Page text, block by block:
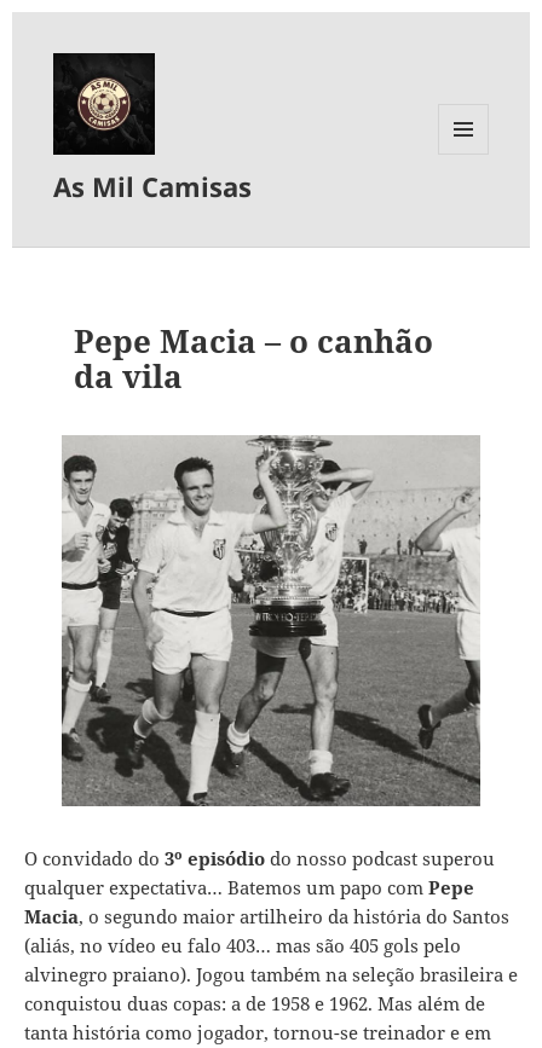
As Mil Camisas
Pepe Macia – o canhão
da vila
O convidado do 3º episódio do nosso podcast superou
qualquer expectativa… Batemos um papo com Pepe
Macia, o segundo maior artilheiro da história do Santos
(aliás, no vídeo eu falo 403… mas são 405 gols pelo
alvinegro praiano). Jogou também na seleção brasileira e
conquistou duas copas: a de 1958 e 1962. Mas além de
tanta história como jogador, tornou-se treinador e em